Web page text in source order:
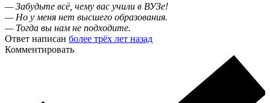
— Забудьте всё, чему вас учили в ВУЗе!
— Но у меня нет высшего образования.
— Тогда вы нам не подходите.
Ответ написан более трёх лет назад
Комментировать